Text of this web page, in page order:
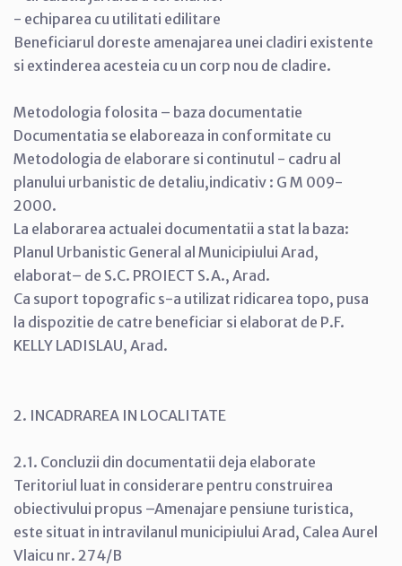
- echiparea cu utilitati edilitare
Beneficiarul doreste amenajarea unei cladiri existente
si extinderea acesteia cu un corp nou de cladire.
Metodologia folosita – baza documentatie
Documentatia se elaboreaza in conformitate cu
Metodologia de elaborare si continutul - cadru al
planului urbanistic de detaliu,indicativ : G M 009-
2000.
La elaborarea actualei documentatii a stat la baza:
Planul Urbanistic General al Municipiului Arad,
elaborat– de S.C. PROIECT S.A., Arad.
Ca suport topografic s-a utilizat ridicarea topo, pusa
la dispozitie de catre beneficiar si elaborat de P.F.
KELLY LADISLAU, Arad.
2. INCADRAREA IN LOCALITATE
2.1. Concluzii din documentatii deja elaborate
Teritoriul luat in considerare pentru construirea
obiectivului propus –Amenajare pensiune turistica,
este situat in intravilanul municipiului Arad, Calea Aurel
Vlaicu nr. 274/B